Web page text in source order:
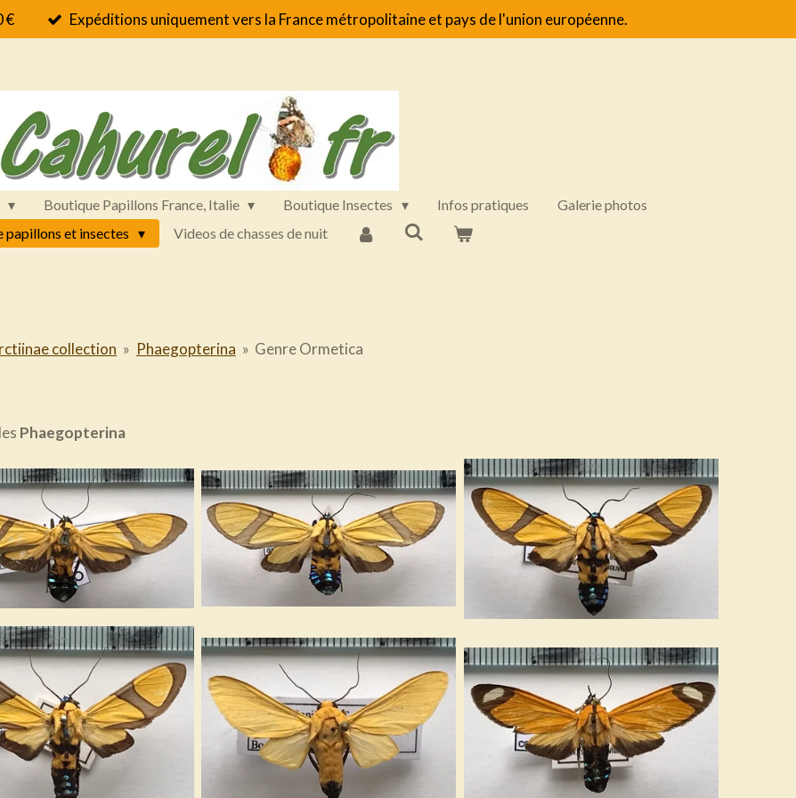
€ Expéditions uniquement vers la France métropolitaine et pays de l'union européenne.
Boutique Papillons France, Italie Boutique Insectes Infos pratiques
Galerie photos
papillons et insectes
Videos de chasses de nuit
collection » Phaegopterina » Genre Ormetica
Phaegopterina